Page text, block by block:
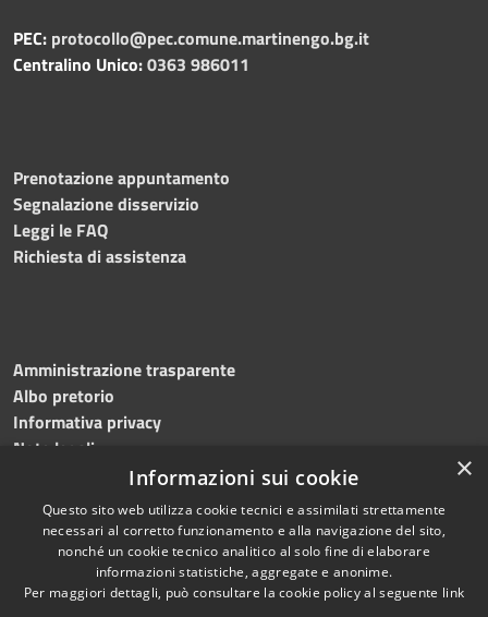
PEC: protocollo@pec.comune.martinengo.bg.it
Centralino Unico:0363 986011
Prenotazione appuntamento
Segnalazione disservizio
Leggi le FAQ
Richiesta di assistenza
Amministrazione trasparente
Albo pretorio
Informativa privacy
Note legali
Dichiarazione di accessibilità
Accessibilità
Copyright © 2026 • Comune di
Martinengo • Powered by
×
Informazioni sui cookie
Questo sito web utilizza cookie tecnici e assimilati strettamente
necessari al corretto funzionamento e alla navigazione del sito,
nonché un cookie tecnico analitico al solo fine di elaborare
informazioni statistiche, aggregate e anonime.
Per maggiori dettagli, può consultare la cookie policy al seguente link